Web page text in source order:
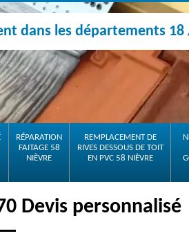
dans les départements 18
RÉPARATION
FAITAGE 58
NIÈVRE
REMPLACEMENT DE
RIVES DESSOUS DE TOIT
EN PVC 58 NIÈVRE
Devis personnalisé